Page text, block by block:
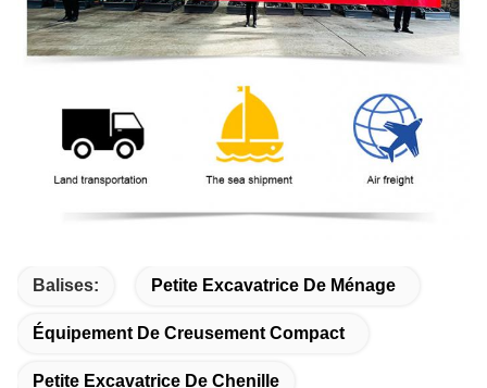
Balises: Petite Excavatrice De Ménage
Équipement De Creusement Compact
Petite Excavatrice De Chenille